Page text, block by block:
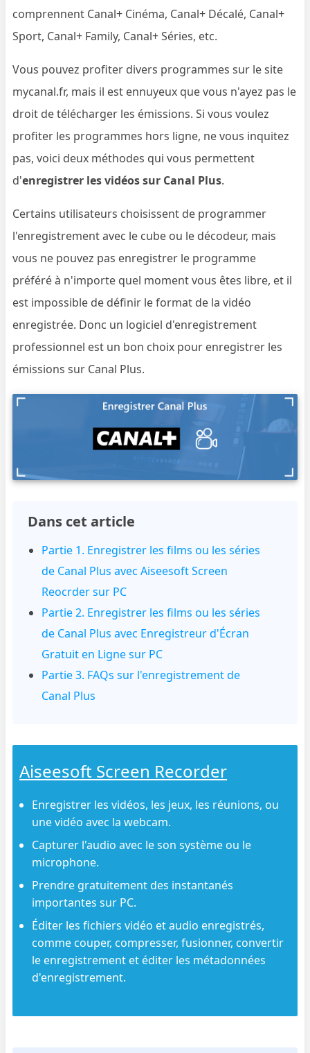
comprennent Canal+ Cinéma, Canal+ Décalé, Canal+
Sport, Canal+ Family, Canal+ Séries, etc.
Vous pouvez profiter divers programmes sur le site
mycanal.fr, mais il est ennuyeux que vous n'ayez pas le
droit de télécharger les émissions. Si vous voulez
profiter les programmes hors ligne, ne vous inquitez
pas, voici deux méthodes qui vous permettent
d'enregistrer les vidéos sur Canal Plus.
Certains utilisateurs choisissent de programmer
l'enregistrement avec le cube ou le décodeur, mais
vous ne pouvez pas enregistrer le programme
préféré à n'importe quel moment vous êtes libre, et il
est impossible de définir le format de la vidéo
enregistrée. Donc un logiciel d'enregistrement
professionnel est un bon choix pour enregistrer les
émissions sur Canal Plus.
Dans cet article
Partie 1. Enregistrer les films ou les séries
de Canal Plus avec Aiseesoft Screen
Reocrder sur PC
Partie 2. Enregistrer les films ou les séries
de Canal Plus avec Enregistreur d'Écran
Gratuit en Ligne sur PC
Partie 3. FAQs sur l'enregistrement de
Canal Plus
Aiseesoft Screen Recorder
Enregistrer les vidéos, les jeux, les réunions, ou
une vidéo avec la webcam.
Capturer l'audio avec le son système ou le
microphone.
Prendre gratuitement des instantanés
importantes sur PC.
Éditer les fichiers vidéo et audio enregistrés,
comme couper, compresser, fusionner, convertir
le enregistrement et éditer les métadonnées
d'enregistrement.